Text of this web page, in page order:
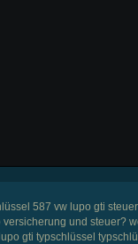
587 vw lupo gti
und steuer?
gti typschlüssel